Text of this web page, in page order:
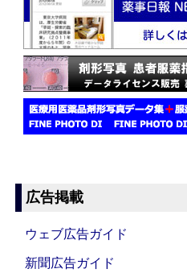
広告掲載
ウェブ広告ガイド
新聞広告ガイド